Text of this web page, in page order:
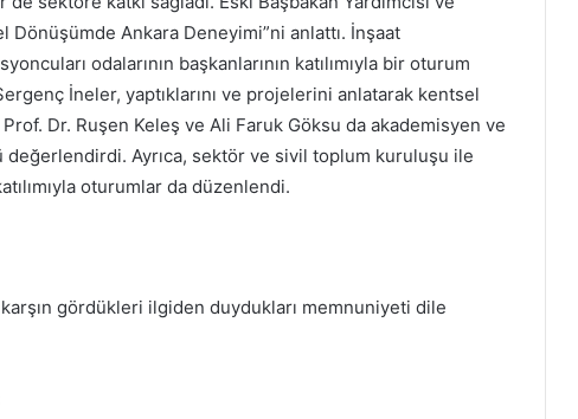
Dönüşümde Ankara Deneyimi”ni anlattı. İnşaat
odalarının başkanlarının katılımıyla bir oturum
İneler, yaptıklarını ve projelerini anlatarak kentsel
Prof. Dr. Ruşen Keleş ve Ali Faruk Göksu da akademisyen ve
Ayrıca, sektör ve sivil toplum kuruluşu ile
oturumlar da düzenlendi.
gördükleri ilgiden duydukları memnuniyeti dile